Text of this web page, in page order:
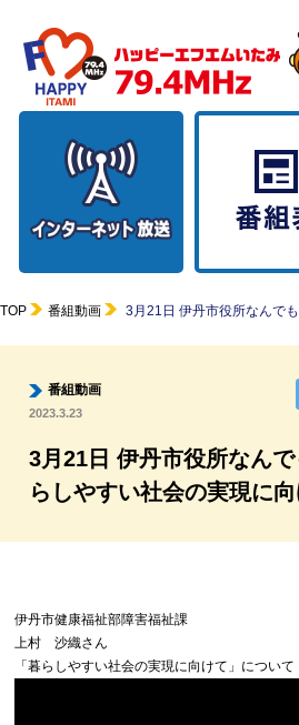
TOP 番組動画 3月21日 伊丹市役所なんで
番組動画
2023.3.23
3月21日 伊丹市役所なん
らしやすい社会の実現に
伊丹市健康福祉部障害福祉課
上村 沙織さん
「暮らしやすい社会の実現に向けて」について